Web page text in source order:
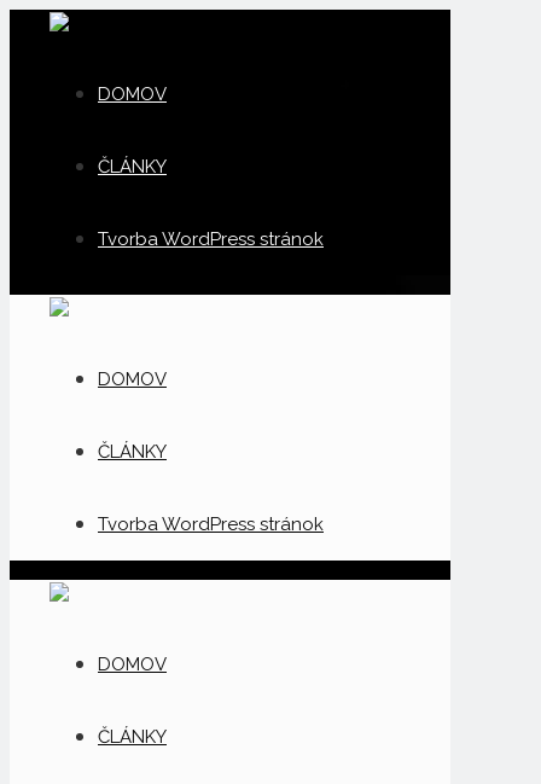
DOMOV
ČLÁNKY
Tvorba WordPress stránok
DOMOV
ČLÁNKY
Tvorba WordPress stránok
DOMOV
ČLÁNKY